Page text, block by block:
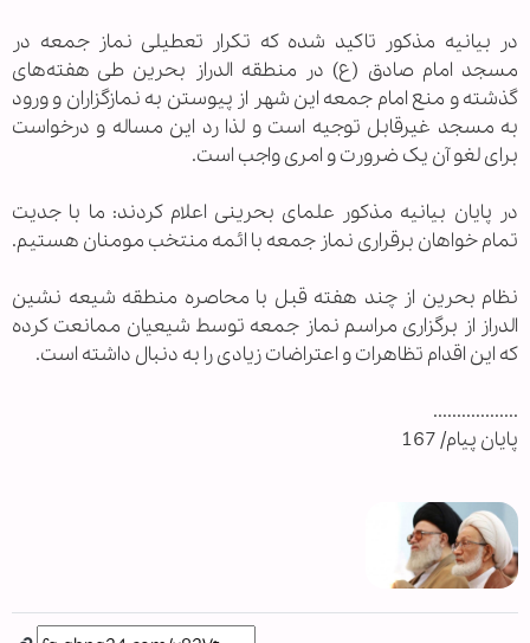
در بیانیه مذکور تاکید شده که تکرار تعطیلی نماز جمعه در
مسجد امام صادق (ع) در منطقه الدراز بحرین طی هفته‌های
گذشته و منع امام جمعه این شهر از پیوستن به نمازگزاران و ورود
به مسجد غیرقابل توجیه است و لذا رد این مساله و درخواست
برای لغو آن یک ضرورت و امری واجب است.
در پایان بیانیه مذکور علمای بحرینی اعلام کردند: ما با جدیت
تمام خواهان برقراری نماز جمعه با ائمه منتخب مومنان هستیم.
نظام بحرین از چند هفته قبل با محاصره منطقه شیعه نشین
الدراز از برگزاری مراسم نماز جمعه توسط شیعیان ممانعت کرده
که این اقدام تظاهرات و اعتراضات زیادی را به دنبال داشته است.
..................
پایان پیام/ 167